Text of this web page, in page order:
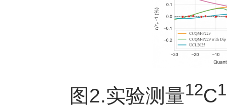
图2.实验测量12C